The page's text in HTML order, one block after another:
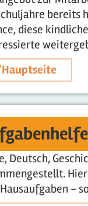
diese
Deutsch,
-